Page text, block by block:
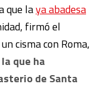
que laya abadesa
firmó el
cisma con Roma,
que ha
de Santa